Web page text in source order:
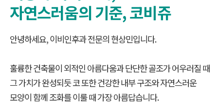
자연스러움의 기준, 코비쥬
안녕하세요, 이비인후과 전문의 현상민입니다.
훌륭한 건축물이 외적인 아름다움과 단단한 골조가 어우러질 때
그 가치가 완성되듯 코 또한 건강한 내부 구조와 자연스러운
모양이 함께 조화를 이룰 때 가장 아름답습니다.